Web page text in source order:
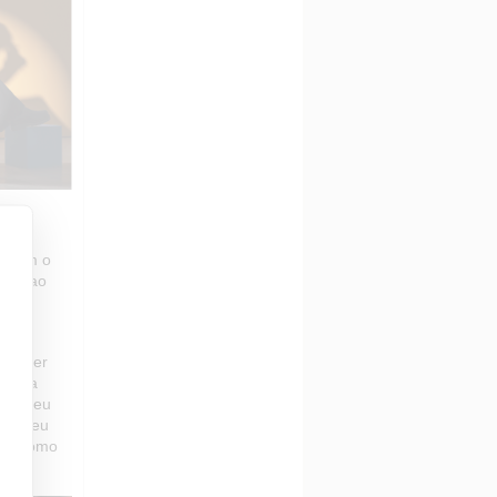
o
ao
obter
para
o seu
seu
como